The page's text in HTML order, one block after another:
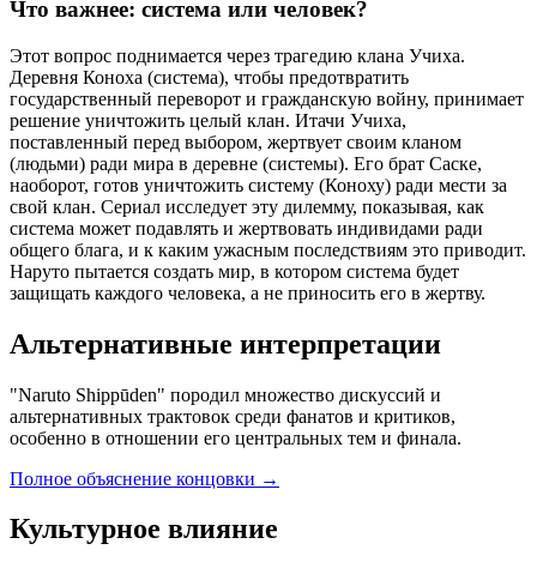
Что важнее: система или человек?
Этот вопрос поднимается через трагедию клана Учиха.
Деревня Коноха (система), чтобы предотвратить
государственный переворот и гражданскую войну, принимает
решение уничтожить целый клан. Итачи Учиха,
поставленный перед выбором, жертвует своим кланом
(людьми) ради мира в деревне (системы). Его брат Саске,
наоборот, готов уничтожить систему (Коноху) ради мести за
свой клан. Сериал исследует эту дилемму, показывая, как
система может подавлять и жертвовать индивидами ради
общего блага, и к каким ужасным последствиям это приводит.
Наруто пытается создать мир, в котором система будет
защищать каждого человека, а не приносить его в жертву.
Альтернативные интерпретации
"Naruto Shippūden" породил множество дискуссий и
альтернативных трактовок среди фанатов и критиков,
особенно в отношении его центральных тем и финала.
Полное объяснение концовки →
Культурное влияние